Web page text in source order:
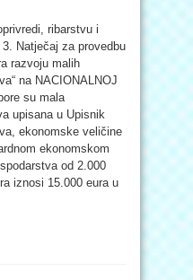
ribarstvu i
Natječaj za provedbu
razvoju malih
na NACIONALNOJ
su mala
upisana u Upisnik
ekonomske veličine
ekonomskom
od 2.000
iznosi 15.000 eura u